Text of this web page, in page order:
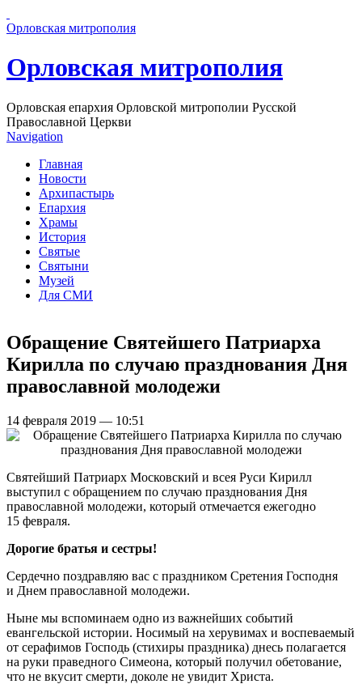
Орловская митрополия
Орловская митрополия
Орловская епархия Орловской митрополии Русской
Православной Церкви
Navigation
Главная
Новости
Архипастырь
Епархия
Храмы
История
Святые
Святыни
Музей
Для СМИ
Обращение Святейшего Патриарха
Кирилла по случаю празднования Дня
православной молодежи
14 февраля 2019 — 10:51
Святейший Патриарх Московский и всея Руси Кирилл
выступил с обращением по случаю празднования Дня
православной молодежи, который отмечается ежегодно
15 февраля.
Дорогие братья и сестры!
Сердечно поздравляю вас с праздником Сретения Господня
и Днем православной молодежи.
Ныне мы вспоминаем одно из важнейших событий
евангельской истории. Носимый на херувимах и воспеваемый
от серафимов Господь (стихиры праздника) днесь полагается
на руки праведного Симеона, который получил обетование,
что не вкусит смерти, доколе не увидит Христа.